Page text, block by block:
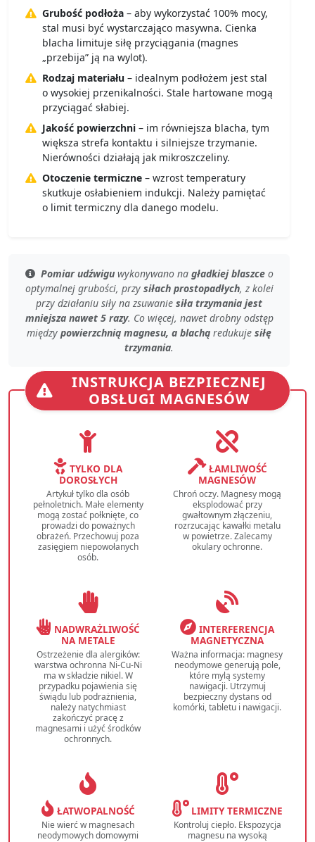
Grubość podłoża – aby wykorzystać 100% mocy,
stal musi być wystarczająco masywna. Cienka
blacha limituje siłę przyciągania (magnes
„przebija” ją na wylot).
Rodzaj materiału – idealnym podłożem jest stal
o wysokiej przenikalności. Stale hartowane mogą
przyciągać słabiej.
Jakość powierzchni – im równiejsza blacha, tym
większa strefa kontaktu i silniejsze trzymanie.
Nierówności działają jak mikroszczeliny.
Otoczenie termiczne – wzrost temperatury
skutkuje osłabieniem indukcji. Należy pamiętać
o limit termiczny dla danego modelu.
Pomiar udźwiguwykonywano na gładkiej blaszceo
optymalnej grubości, przy siłach prostopadłych, z kolei
przy działaniu siły na zsuwanie siła trzymania jest
mniejsza nawet 5 razy. Co więcej, nawet drobny odstęp
między powierzchnią magnesu, a blachą redukuje siłę
trzymania.
INSTRUKCJA BEZPIECZNEJ
OBSŁUGI MAGNESÓW
TYLKO DLA
DOROSŁYCH
Artykuł tylko dla osób
pełnoletnich. Małe elementy
mogą zostać połknięte, co
prowadzi do poważnych
obrażeń. Przechowuj poza
zasięgiem niepowołanych
osób.
ŁAMLIWOŚĆ
MAGNESÓW
Chroń oczy. Magnesy mogą
eksplodować przy
gwałtownym złączeniu,
rozrzucając kawałki metalu
w powietrze. Zalecamy
okulary ochronne.
NADWRAŻLIWOŚĆ
NA METALE
Ostrzeżenie dla alergików:
warstwa ochronna Ni-Cu-Ni
ma w składzie nikiel. W
przypadku pojawienia się
świądu lub podrażnienia,
należy natychmiast
zakończyć pracę z
magnesami i użyć środków
ochronnych.
INTERFERENCJA
MAGNETYCZNA
Ważna informacja: magnesy
neodymowe generują pole,
które mylą systemy
nawigacji. Utrzymuj
bezpieczny dystans od
komórki, tabletu i nawigacji.
ŁATWOPALNOŚĆ
Nie wierć w magnesach
neodymowych domowymi
LIMITY TERMICZNE
Kontroluj ciepło. Ekspozycja
magnesu na wysoką